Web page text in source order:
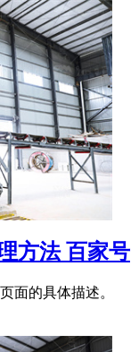
方法 百家号
面的具体描述。